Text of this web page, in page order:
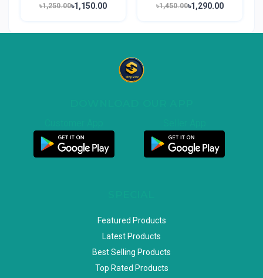
৳1,250.00৳1,150.00 ৳1,450.00৳1,290.00
Featured Products
Latest Products
Best Selling Products
Top Rated Products